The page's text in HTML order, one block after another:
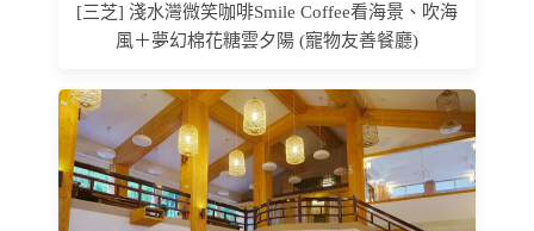
[三芝] 淺水灣微笑咖啡Smile Coffee看海景、吹海
風＋夢幻棉花糖雲夕陽 (寵物友善餐廳)